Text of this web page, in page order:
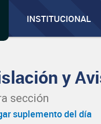
INSTITUCIONAL
y
sección
suplemento del día